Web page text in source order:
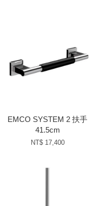
EMCO SYSTEM 2 扶手
41.5cm
NT$ 17,400